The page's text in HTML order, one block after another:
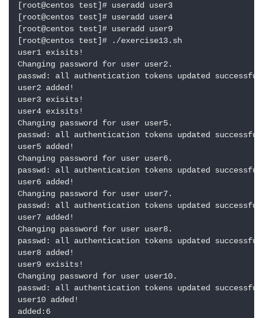
[root@centos test]# useradd user3
[root@centos test]# useradd user4
[root@centos test]# useradd user9
[root@centos test]# ./exercise13.sh
user1 exisits!
Changing password for user user2.
passwd: all authentication tokens updated
user2 added!
user3 exisits!
user4 exisits!
Changing password for user user5.
passwd: all authentication tokens updated
user5 added!
Changing password for user user6.
passwd: all authentication tokens updated
user6 added!
Changing password for user user7.
passwd: all authentication tokens updated
user7 added!
Changing password for user user8.
passwd: all authentication tokens updated
user8 added!
user9 exisits!
Changing password for user user10.
passwd: all authentication tokens updated
user10 added!
added:6